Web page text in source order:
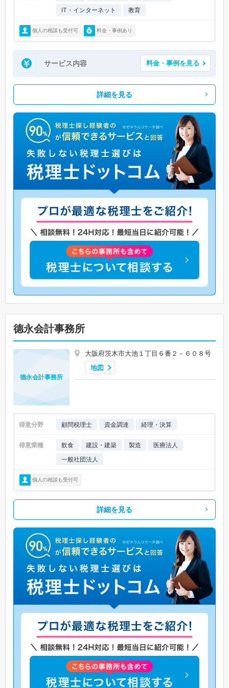
IT・インターネット
教育
個人の相談も受付可 料金・事例あり
サービス内容 料金・事例を見る
詳細を見る
德永会計事務所
大阪府茨木市大池１丁目６番２－６０８号
地図
德永会計事務所
得意分野 顧問税理士 資金調達 経理・決算
得意業種 飲食 建設・建築 製造
医療法人
一般社団法人
個人の相談も受付可
詳細を見る